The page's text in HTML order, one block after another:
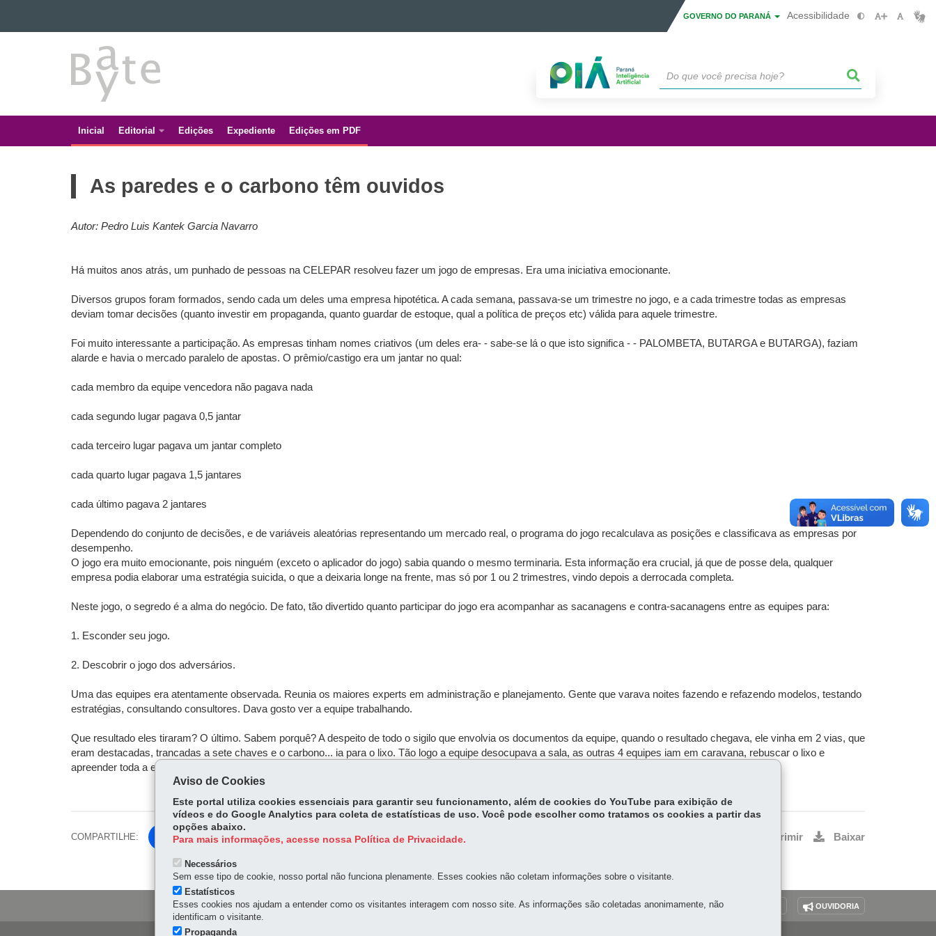
Ir para a navegação
Ir para a busca
GOVERNO DO PARANÁ Acessibilidade
BATE
BYTE
Navegação
Inicial Editorial Edições Expediente Edições em PDF
As paredes e o carbono têm ouvidos
Autor: Pedro Luis Kantek Garcia Navarro
Há muitos anos atrás, um punhado de pessoas na CELEPAR resolveu fazer um jogo de empresas. Era uma iniciativa emocionante.
Diversos grupos foram formados, sendo cada um deles uma empresa hipotética. A cada semana, passava-se um trimestre no jogo, e a cada trimestre todas as empresas
deviam tomar decisões (quanto investir em propaganda, quanto guardar de estoque, qual a política de preços etc) válida para aquele trimestre.
Foi muito interessante a participação. As empresas tinham nomes criativos (um deles era- - sabe-se lá o que isto significa - - PALOMBETA, BUTARGA e BUTARGA), faziam
alarde e havia o mercado paralelo de apostas. O prêmio/castigo era um jantar no qual:
cada membro da equipe vencedora não pagava nada
cada segundo lugar pagava 0,5 jantar
cada terceiro lugar pagava um jantar completo
cada quarto lugar pagava 1,5 jantares
cada último pagava 2 jantares
Dependendo do conjunto de decisões, e de variáveis aleatórias representando um mercado real, o programa do jogo recalculava as posições e classificava as empresas por
desempenho.
O jogo era muito emocionante, pois ninguém (exceto o aplicador do jogo) sabia quando o mesmo terminaria. Esta informação era crucial, já que de posse dela, qualquer
empresa podia elaborar uma estratégia suicida, o que a deixaria longe na frente, mas só por 1 ou 2 trimestres, vindo depois a derrocada completa.
Neste jogo, o segredo é a alma do negócio. De fato, tão divertido quanto participar do jogo era acompanhar as sacanagens e contra-sacanagens entre as equipes para:
1. Esconder seu jogo.
2. Descobrir o jogo dos adversários.
Uma das equipes era atentamente observada. Reunia os maiores experts em administração e planejamento. Gente que varava noites fazendo e refazendo modelos, testando
estratégias, consultando consultores. Dava gosto ver a equipe trabalhando.
Que resultado eles tiraram? O último. Sabem porquê? A despeito de todo o sigilo que envolvia os documentos da equipe, quando o resultado chegava, ele vinha em 2 vias, que
eram destacadas, trancadas a sete chaves e o carbono... ia para o lixo. Tão logo a equipe desocupava a sala, as outras 4 equipes iam em caravana, rebuscar o lixo e
apreender toda a estratégia da equipe de "experts". Acho que até hoje eles não se conformam em ter tirado o último lugar.
COMPARTILHE:
Fa
bo
ok
Tw
itt
er
Imprimir Baixar
MAPA DO SITE DENUNCIE CORRUPÇÃO OUVIDORIA
Aviso de Cookies
Este portal utiliza cookies essenciais para garantir seu funcionamento, além de cookies do YouTube para exibição de
vídeos e do Google Analytics para coleta de estatísticas de uso. Você pode escolher como tratamos os cookies a partir das
opções abaixo.
Para mais informações, acesse nossa Política de Privacidade.
Necessários
Sem esse tipo de cookie, nosso portal não funciona plenamente. Esses cookies não coletam informações sobre o visitante.
Estatísticos
Esses cookies nos ajudam a entender como os visitantes interagem com nosso site. As informações são coletadas anonimamente, não
identificam o visitante.
Propaganda